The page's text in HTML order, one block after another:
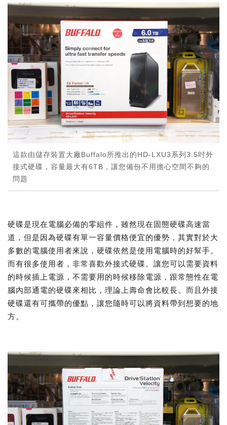
這款由儲存裝置大廠Buffalo所推出的HD-LXU3系列3.5吋外
接式硬碟，容量最大有6TB，讓您備份不用擔心空間不夠的
問題
硬碟是現在電腦必備的零組件，雖然現在固態硬碟高速當
道，但是因為硬碟有單一容量價格便宜的優勢，其實對於大
多數的電腦使用者來說，硬碟依然是使用電腦時的好幫手。
而有很多使用者，非常喜歡外接式硬碟。讓您可以需要資料
的時候插上電源，不需要用的時候移除電源，跟常態性在電
腦內部通電的硬碟來相比，理論上壽命會比較長。而且外接
硬碟還有可攜帶的優點，讓您隨時可以將資料帶到想要的地
方。